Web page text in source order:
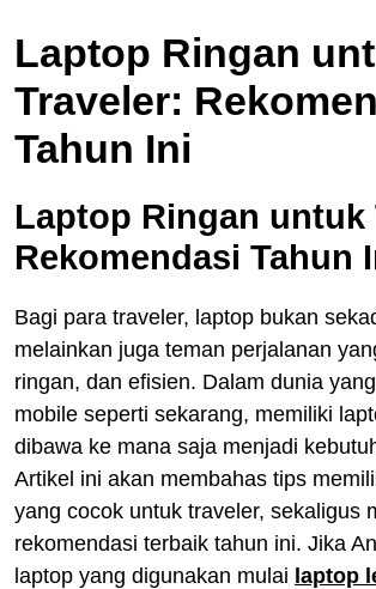
Laptop Ringan
Traveler:
Tahun Ini
Laptop Ringan untuk
Rekomendasi Tahun
Bagi para traveler, laptop bukan
melainkan juga teman perjalanan
ringan, dan efisien. Dalam dunia
mobile seperti sekarang, memiliki
dibawa ke mana saja menjadi
Artikel ini akan membahas tips
yang cocok untuk traveler, sekaligus
rekomendasi terbaik tahun ini. Jika
laptop yang digunakan mulai laptop